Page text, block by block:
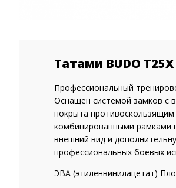
Татами BUDO T25X
Профессиональный
Оснащен системой замков с
покрыта
комбинированными рамками
внешний вид и
профессиональных боевых
ЭВА (этиленвинилацетат)